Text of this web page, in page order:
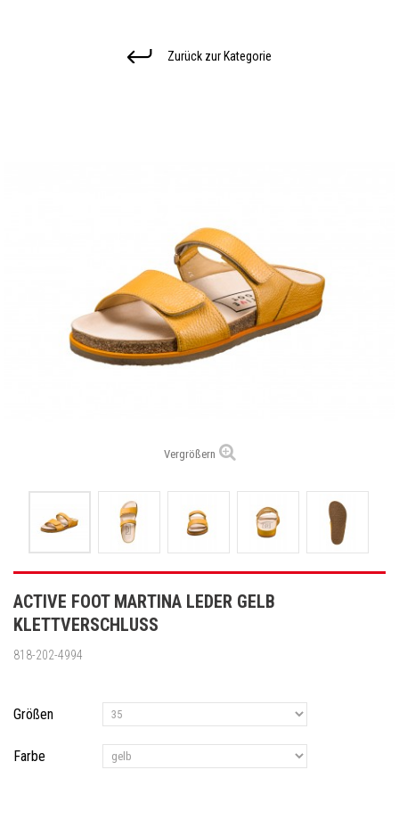
Zurück zur Kategorie
Vergrößern
ACTIVE FOOT MARTINA LEDER GELB
KLETTVERSCHLUSS
818-202-4994
Größen
Farbe